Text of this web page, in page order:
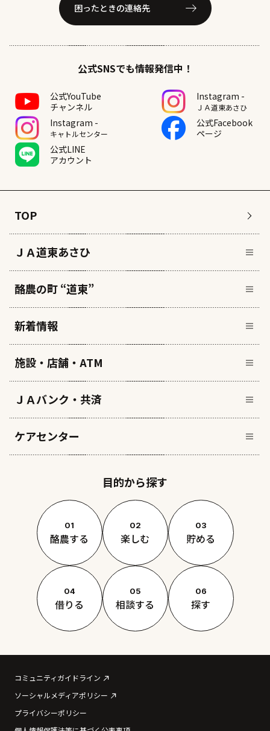
困ったときの連絡先
公式SNSでも情報発信中！
公式YouTube
チャンネル
Instagram -
ＪＡ道東あさひ
Instagram -
キャトルセンター
公式Facebook
ページ
公式LINE
アカウント
TOP
ＪＡ道東あさひ
酪農の町 “道東”
新着情報
施設・店舗・ATM
ＪＡバンク・共済
ケアセンター
目的から探す
01
酪農する
02
楽しむ
03
貯める
04
借りる
05
相談する
06
探す
コミュニティガイドライン
ソーシャルメディアポリシー
プライバシーポリシー